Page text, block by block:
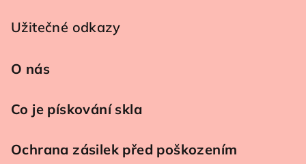
Užitečné odkazy
O nás
Co je pískování skla
Ochrana zásilek před poškozením